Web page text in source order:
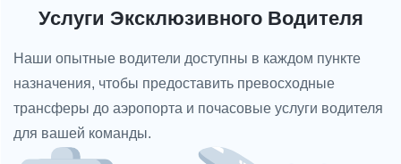
Услуги Эксклюзивного Водителя
Наши опытные водители доступны в каждом пункте
назначения, чтобы предоставить превосходные
трансферы до аэропорта и почасовые услуги водителя
для вашей команды.